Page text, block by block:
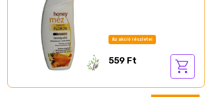
Az akció részletei
559 Ft